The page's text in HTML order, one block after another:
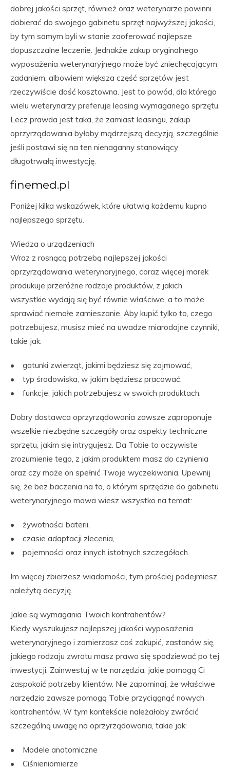
dobrej jakości sprzęt, również oraz weterynarze powinni
dobierać do swojego gabinetu sprzęt najwyższej jakości,
by tym samym byli w stanie zaoferować najlepsze
dopuszczalne leczenie. Jednakże zakup oryginalnego
wyposażenia weterynaryjnego może być zniechęcającym
zadaniem, albowiem większa część sprzętów jest
rzeczywiście dość kosztowna. Jest to powód, dla którego
wielu weterynarzy preferuje leasing wymaganego sprzętu.
Lecz prawda jest taka, że zamiast leasingu, zakup
oprzyrządowania byłoby mądrzejszą decyzją, szczególnie
jeśli postawi się na ten nienaganny stanowiący
długotrwałą inwestycję.
finemed.pl
Poniżej kilka wskazówek, które ułatwią każdemu kupno
najlepszego sprzętu.
Wiedza o urządzeniach
Wraz z rosnącą potrzebą najlepszej jakości
oprzyrządowania weterynaryjnego, coraz więcej marek
produkuje przeróżne rodzaje produktów, z jakich
wszystkie wydają się być równie właściwe, a to może
sprawiać niemałe zamieszanie. Aby kupić tylko to, czego
potrzebujesz, musisz mieć na uwadze miarodajne czynniki,
takie jak:
• gatunki zwierząt, jakimi będziesz się zajmować,
• typ środowiska, w jakim będziesz pracować,
• funkcje, jakich potrzebujesz w swoich produktach.
Dobry dostawca oprzyrządowania zawsze zaproponuje
wszelkie niezbędne szczegóły oraz aspekty techniczne
sprzętu, jakim się intrygujesz. Da Tobie to oczywiste
zrozumienie tego, z jakim produktem masz do czynienia
oraz czy może on spełnić Twoje wyczekiwania. Upewnij
się, że bez baczenia na to, o którym sprzędzie do gabinetu
weterynaryjnego mowa wiesz wszystko na temat:
• żywotności baterii,
• czasie adaptacji zlecenia,
• pojemności oraz innych istotnych szczegółach.
Im więcej zbierzesz wiadomości, tym prościej podejmiesz
należytą decyzję.
Jakie są wymagania Twoich kontrahentów?
Kiedy wyszukujesz najlepszej jakości wyposażenia
weterynaryjnego i zamierzasz coś zakupić, zastanów się,
jakiego rodzaju zwrotu masz prawo się spodziewać po tej
inwestycji. Zainwestuj w te narzędzia, jakie pomogą Ci
zaspokoić potrzeby klientów. Nie zapominaj, że właściwe
narzędzia zawsze pomogą Tobie przyciągnąć nowych
kontrahentów. W tym kontekście należałoby zwrócić
szczególną uwagę na oprzyrządowania, takie jak:
• Modele anatomiczne
• Ciśnieniomierze